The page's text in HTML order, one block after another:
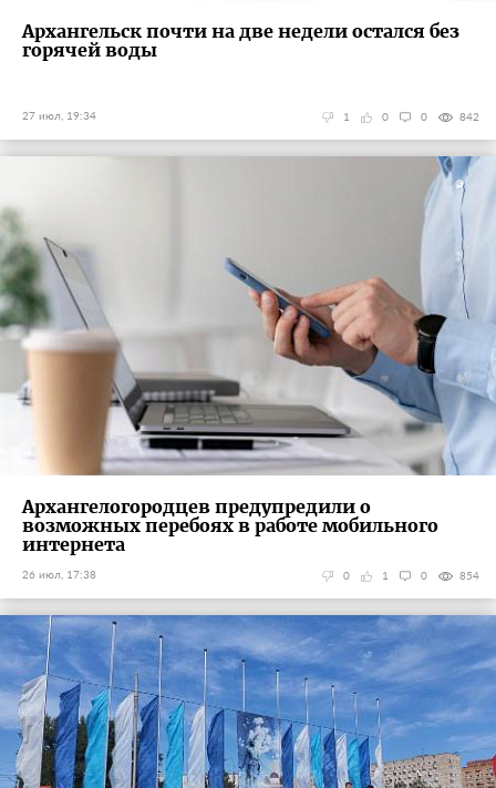
Архангельск почти на две недели остался без
горячей воды
27 июл, 19:34 842
0
0
1
Архангелогородцев предупредили о
возможных перебоях в работе мобильного
интернета
26 июл, 17:38 854
0
1
0